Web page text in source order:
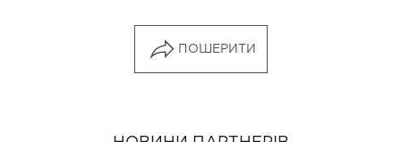
ПОШЕРИТИ